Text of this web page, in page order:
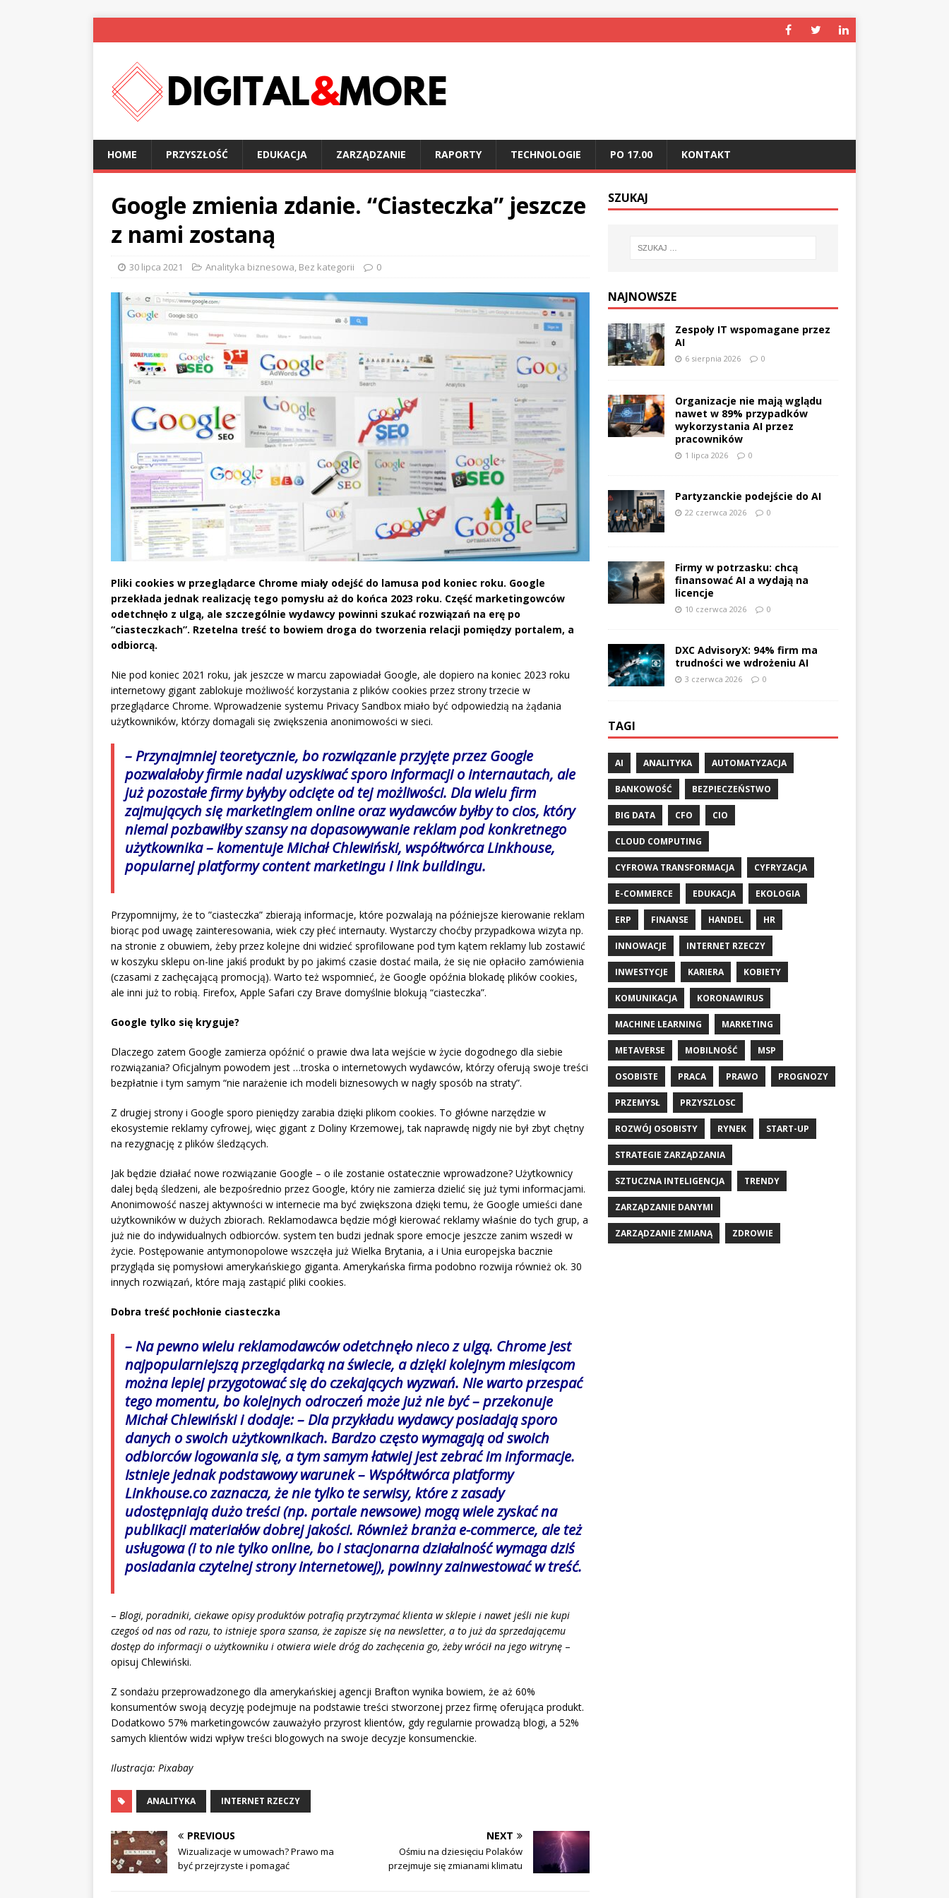
HOME PRZYSZŁOŚĆ EDUKACJA ZARZĄDZANIE RAPORTY TECHNOLOGIE PO 17.00 KONTAKT
Google zmienia zdanie. “Ciasteczka” jeszcze
z nami zostaną
30 lipca 2021 Analityka biznesowa, Bez kategorii 0
Pliki cookies w przeglądarce Chrome miały odejść do lamusa pod koniec roku. Google
przekłada jednak realizację tego pomysłu aż do końca 2023 roku. Część marketingowców
odetchnęło z ulgą, ale szczególnie wydawcy powinni szukać rozwiązań na erę po
“ciasteczkach”. Rzetelna treść to bowiem droga do tworzenia relacji pomiędzy portalem, a
odbiorcą.
Nie pod koniec 2021 roku, jak jeszcze w marcu zapowiadał Google, ale dopiero na koniec 2023 roku
internetowy gigant zablokuje możliwość korzystania z plików cookies przez strony trzecie w
przeglądarce Chrome. Wprowadzenie systemu Privacy Sandbox miało być odpowiedzią na żądania
użytkowników, którzy domagali się zwiększenia anonimowości w sieci.
– Przynajmniej teoretycznie, bo rozwiązanie przyjęte przez Google
pozwalałoby firmie nadal uzyskiwać sporo informacji o internautach, ale
już pozostałe firmy byłyby odcięte od tej możliwości. Dla wielu firm
zajmujących się marketingiem online oraz wydawców byłby to cios, który
niemal pozbawiłby szansy na dopasowywanie reklam pod konkretnego
użytkownika – komentuje Michał Chlewiński, współtwórca Linkhouse,
popularnej platformy content marketingu i link buildingu.
Przypomnijmy, że to ”ciasteczka” zbierają informacje, które pozwalają na późniejsze kierowanie reklam
biorąc pod uwagę zainteresowania, wiek czy płeć internauty. Wystarczy choćby przypadkowa wizyta np.
na stronie z obuwiem, żeby przez kolejne dni widzieć sprofilowane pod tym kątem reklamy lub zostawić
w koszyku sklepu on-line jakiś produkt by po jakimś czasie dostać maila, że się nie opłaciło zamówienia
(czasami z zachęcającą promocją). Warto też wspomnieć, że Google opóźnia blokadę plików cookies,
ale inni już to robią. Firefox, Apple Safari czy Brave domyślnie blokują “ciasteczka”.
Google tylko się kryguje?
Dlaczego zatem Google zamierza opóźnić o prawie dwa lata wejście w życie dogodnego dla siebie
rozwiązania? Oficjalnym powodem jest …troska o internetowych wydawców, którzy oferują swoje treści
bezpłatnie i tym samym “nie narażenie ich modeli biznesowych w nagły sposób na straty”.
Z drugiej strony i Google sporo pieniędzy zarabia dzięki plikom cookies. To główne narzędzie w
ekosystemie reklamy cyfrowej, więc gigant z Doliny Krzemowej, tak naprawdę nigdy nie był zbyt chętny
na rezygnację z plików śledzących.
Jak będzie działać nowe rozwiązanie Google – o ile zostanie ostatecznie wprowadzone? Użytkownicy
dalej będą śledzeni, ale bezpośrednio przez Google, który nie zamierza dzielić się już tymi informacjami.
Anonimowość naszej aktywności w internecie ma być zwiększona dzięki temu, że Google umieści dane
użytkowników w dużych zbiorach. Reklamodawca będzie mógł kierować reklamy właśnie do tych grup, a
już nie do indywidualnych odbiorców. system ten budzi jednak spore emocje jeszcze zanim wszedł w
życie. Postępowanie antymonopolowe wszczęła już Wielka Brytania, a i Unia europejska bacznie
przygląda się pomysłowi amerykańskiego giganta. Amerykańska firma podobno rozwija również ok. 30
innych rozwiązań, które mają zastąpić pliki cookies.
Dobra treść pochłonie ciasteczka
– Na pewno wielu reklamodawców odetchnęło nieco z ulgą. Chrome jest
najpopularniejszą przeglądarką na świecie, a dzięki kolejnym miesiącom
można lepiej przygotować się do czekających wyzwań. Nie warto przespać
tego momentu, bo kolejnych odroczeń może już nie być – przekonuje
Michał Chlewiński i dodaje: – Dla przykładu wydawcy posiadają sporo
danych o swoich użytkownikach. Bardzo często wymagają od swoich
odbiorców logowania się, a tym samym łatwiej jest zebrać im informacje.
Istnieje jednak podstawowy warunek – Współtwórca platformy
Linkhouse.cozaznacza, że nie tylko te serwisy, które z zasady
udostępniają dużo treści (np. portale newsowe) mogą wiele zyskać na
publikacji materiałów dobrej jakości. Również branża e-commerce, ale też
usługowa (i to nie tylko online, bo i stacjonarna działalność wymaga dziś
posiadania czytelnej strony internetowej), powinny zainwestować w treść.
– Blogi, poradniki, ciekawe opisy produktów potrafią przytrzymać klienta w sklepie i nawet jeśli nie kupi
czegoś od nas od razu, to istnieje spora szansa, że zapisze się na newsletter, a to już da sprzedającemu
dostęp do informacji o użytkowniku i otwiera wiele dróg do zachęcenia go, żeby wrócił na jego witrynę –
opisuj Chlewiński.
Z sondażu przeprowadzonego dla amerykańskiej agencji Brafton wynika bowiem, że aż 60%
konsumentów swoją decyzję podejmuje na podstawie treści stworzonej przez firmę oferująca produkt.
Dodatkowo 57% marketingowców zauważyło przyrost klientów, gdy regularnie prowadzą blogi, a 52%
samych klientów widzi wpływ treści blogowych na swoje decyzje konsumenckie.
Ilustracja: Pixabay
ANALITYKA INTERNET RZECZY
PREVIOUS
Wizualizacje w umowach? Prawo ma
być przejrzyste i pomagać
NEXT
Ośmiu na dziesięciu Polaków
przejmuje się zmianami klimatu
SZUKAJ
NAJNOWSZE
Zespoły IT wspomagane przez
AI
6 sierpnia 2026 0
Organizacje nie mają wglądu
nawet w 89% przypadków
wykorzystania AI przez
pracowników
1 lipca 2026 0
Partyzanckie podejście do AI
22 czerwca 2026 0
Firmy w potrzasku: chcą
finansować AI a wydają na
licencje
10 czerwca 2026 0
DXC AdvisoryX: 94% firm ma
trudności we wdrożeniu AI
3 czerwca 2026 0
TAGI
AI ANALITYKA AUTOMATYZACJA
BANKOWOŚĆ BEZPIECZEŃSTWO
BIG DATA CFO CIO
CLOUD COMPUTING
CYFROWA TRANSFORMACJA CYFRYZACJA
E-COMMERCE EDUKACJA EKOLOGIA
ERP FINANSE HANDEL HR
INNOWACJE INTERNET RZECZY
INWESTYCJE KARIERA KOBIETY
KOMUNIKACJA KORONAWIRUS
MACHINE LEARNING MARKETING
METAVERSE MOBILNOŚĆ MSP
OSOBISTE PRACA PRAWO PROGNOZY
PRZEMYSŁ PRZYSZLOSC
ROZWÓJ OSOBISTY RYNEK START-UP
STRATEGIE ZARZĄDZANIA
SZTUCZNA INTELIGENCJA TRENDY
ZARZĄDZANIE DANYMI
ZARZĄDZANIE ZMIANĄ ZDROWIE